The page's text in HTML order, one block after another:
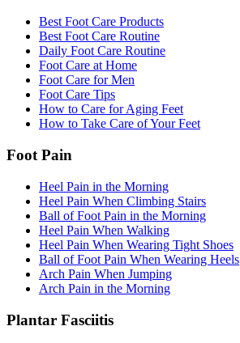
Best Foot Care Products
Best Foot Care Routine
Daily Foot Care Routine
Foot Care at Home
Foot Care for Men
Foot Care Tips
How to Care for Aging Feet
How to Take Care of Your Feet
Foot Pain
Heel Pain in the Morning
Heel Pain When Climbing Stairs
Ball of Foot Pain in the Morning
Heel Pain When Walking
Heel Pain When Wearing Tight Shoes
Ball of Foot Pain When Wearing Heels
Arch Pain When Jumping
Arch Pain in the Morning
Plantar Fasciitis